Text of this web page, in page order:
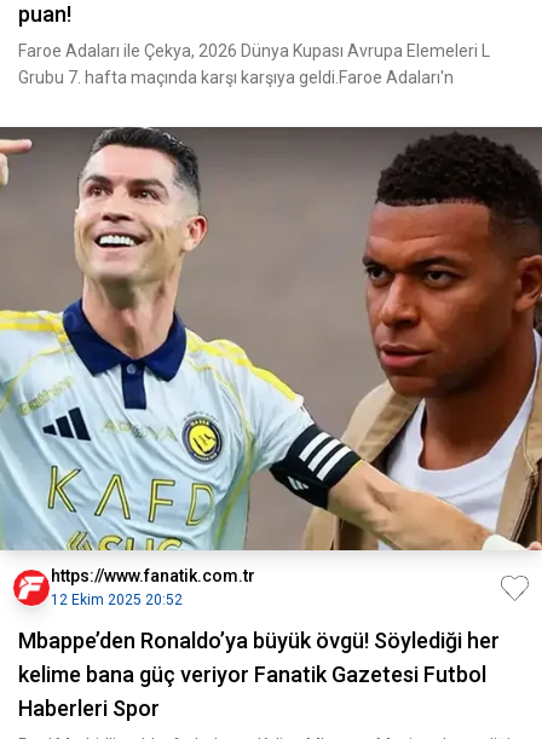
puan!
Faroe Adaları ile Çekya, 2026 Dünya Kupası Avrupa Elemeleri L
Grubu 7. hafta maçında karşı karşıya geldi.Faroe Adaları'n
https://www.fanatik.com.tr
12 Ekim 2025 20:52
Mbappe’den Ronaldo’ya büyük övgü! Söylediği her
kelime bana güç veriyor Fanatik Gazetesi Futbol
Haberleri Spor